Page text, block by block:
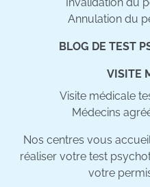
Annulation du
BLOG DE TEST
VISITE
Visite médicale
Médecins
Nos centres vous
réaliser votre test
votre